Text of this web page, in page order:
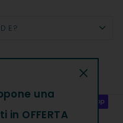
Condividi
una
OFFERTA